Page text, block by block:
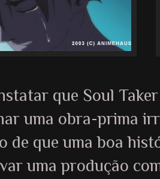
que Soul
uma obra-prima
de que uma boa
uma produção